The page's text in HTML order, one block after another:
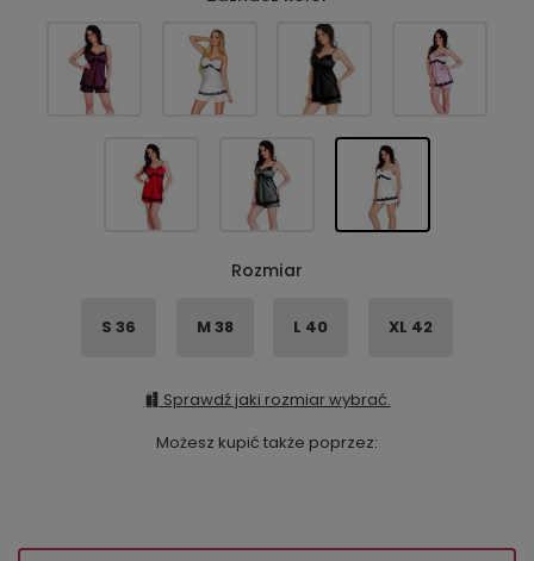
Rozmiar
S 36 M 38 L 40 XL 42
Sprawdź jaki rozmiar wybrać.
Możesz kupić także poprzez: